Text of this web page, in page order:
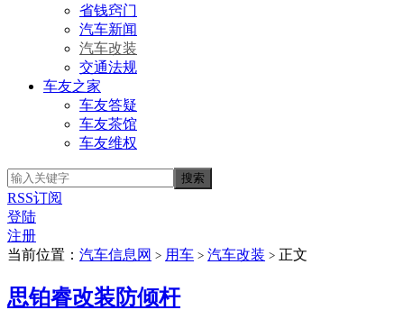
省钱窍门
汽车新闻
汽车改装
交通法规
车友之家
车友答疑
车友茶馆
车友维权
RSS订阅
登陆
注册
当前位置： 汽车信息网 > 用车 > 汽车改装 > 正文
思铂睿改装防倾杆